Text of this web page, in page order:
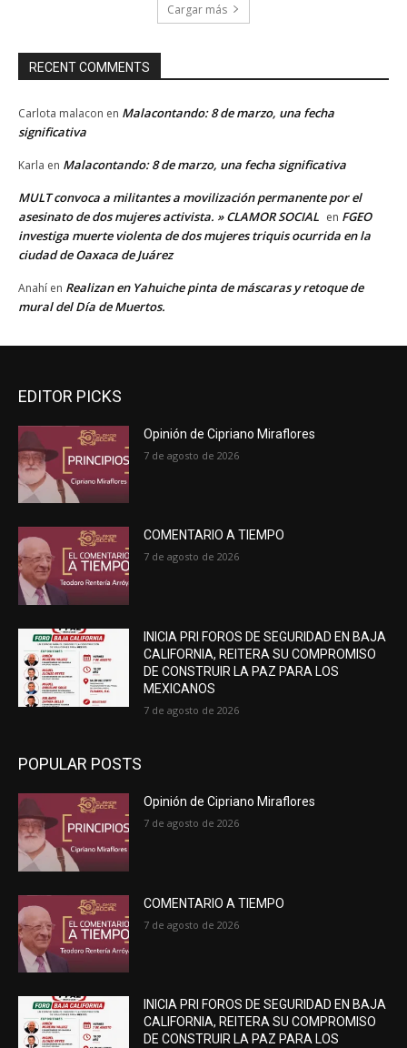
Cargar más
RECENT COMMENTS
Carlota malacon en Malacontando: 8 de marzo, una fecha
significativa
Karla en Malacontando: 8 de marzo, una fecha significativa
MULT convoca a militantes a movilización permanente por el
asesinato de dos mujeres activista. » CLAMOR SOCIAL en FGEO
investiga muerte violenta de dos mujeres triquis ocurrida en la
ciudad de Oaxaca de Juárez
Anahí en Realizan en Yahuiche pinta de máscaras y retoque de
mural del Día de Muertos.
EDITOR PICKS
Opinión de Cipriano Miraflores
7 de agosto de 2026
COMENTARIO A TIEMPO
7 de agosto de 2026
INICIA PRI FOROS DE SEGURIDAD EN BAJA
CALIFORNIA, REITERA SU COMPROMISO
DE CONSTRUIR LA PAZ PARA LOS
MEXICANOS
7 de agosto de 2026
POPULAR POSTS
Opinión de Cipriano Miraflores
7 de agosto de 2026
COMENTARIO A TIEMPO
7 de agosto de 2026
INICIA PRI FOROS DE SEGURIDAD EN BAJA
CALIFORNIA, REITERA SU COMPROMISO
DE CONSTRUIR LA PAZ PARA LOS